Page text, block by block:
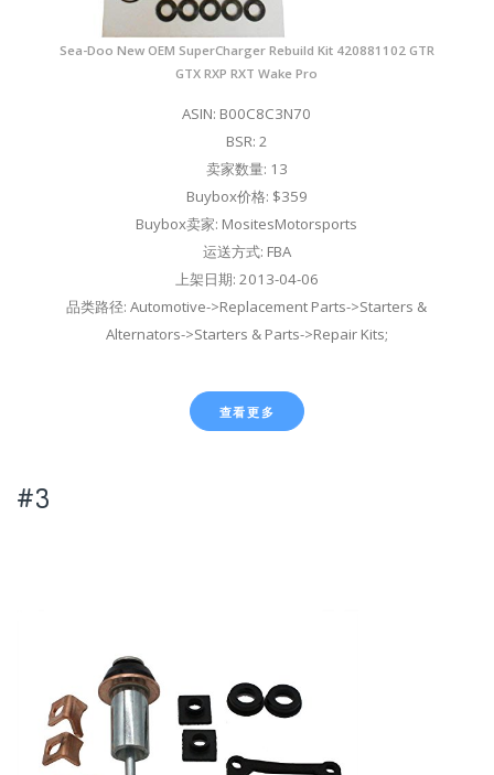
Sea-Doo New OEM SuperCharger Rebuild Kit 420881102 GTR
GTX RXP RXT Wake Pro
ASIN: B00C8C3N70
BSR: 2
卖家数量: 13
Buybox价格: $359
Buybox卖家: MositesMotorsports
运送方式: FBA
上架日期: 2013-04-06
品类路径: Automotive->Replacement Parts->Starters &
Alternators->Starters & Parts->Repair Kits;
查看更多
#3